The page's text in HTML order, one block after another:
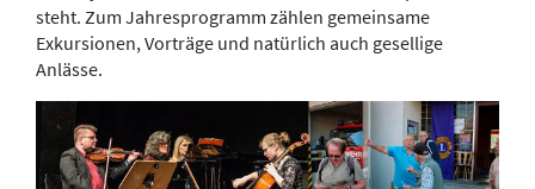
steht. Zum Jahresprogramm zählen gemeinsame
Exkursionen, Vorträge und natürlich auch gesellige
Anlässe.